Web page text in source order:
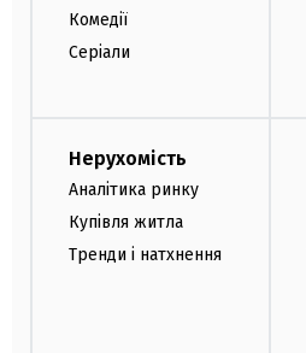
Комедії
Серіали
Нерухомість
Аналітика ринку
Купівля житла
Тренди і натхнення